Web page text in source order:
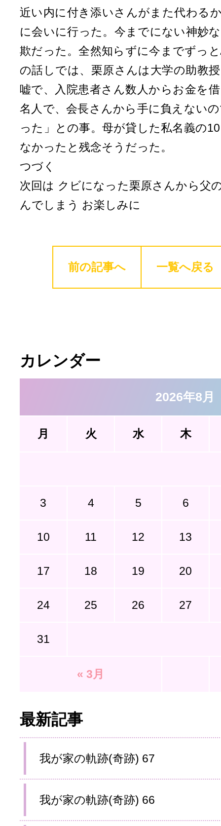
近い内に付き添いさんがまた代わる
に会いに行った。今までにない神妙
欺だった。全然知らずに今までずっ
の話しでは、栗原さんは大学の助教
嘘で、入院患者さん数人からお金を
名人で、会長さんから手に負えない
った」との事。母が貸した私名義の
なかったと残念そうだった。
つづく
次回は クビになった栗原さんから父
んでしまう お楽しみに
前の記事へ 一覧へ戻る
カレンダー
2026年8月
月 火 水 木
« 3月
3 4 5 6
10 11 12 13
17 18 19 20
24 25 26 27
31
最新記事
我が家の軌跡(奇跡) 67
我が家の軌跡(奇跡) 66